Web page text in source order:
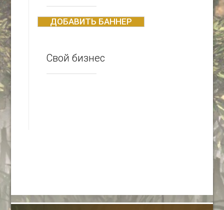
ДОБАВИТЬ БАННЕР
Свой бизнес